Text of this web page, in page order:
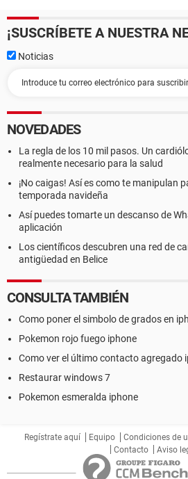
¡SUSCRÍBETE A NUESTRA
Noticias
NOVEDADES
La regla de los 10 mil pasos. Un
realmente necesario para la salud
¡No caigas! Así es como te manipulan
temporada navideña
Así puedes tomarte un descanso de
aplicación
Los científicos descubren una red de
antigüedad en Belice
CONSULTA TAMBIÉN
Como poner el simbolo de grados en
Pokemon rojo fuego iphone
Como ver el último contacto agregado
Restaurar windows 7
Pokemon esmeralda iphone
Regístrate aquí Equipo Condiciones de
Contacto
Aviso